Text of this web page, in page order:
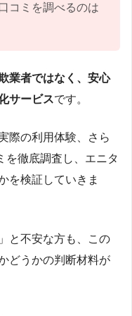
コミを調べるのは
業者ではなく、安心
サービスです。
際の利用体験、さら
を徹底調査し、エニタ
を検証していきま
と不安な方も、この
どうかの判断材料が